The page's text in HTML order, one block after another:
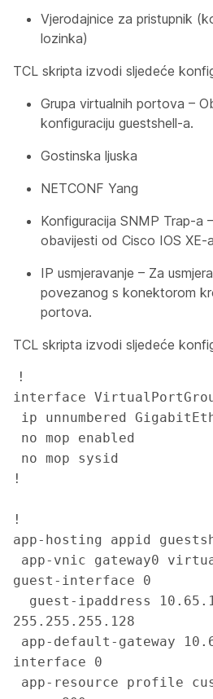
Vjerodajnice za pristupnik
lozinka)
TCL skripta izvodi sljedeće
Grupa virtualnih portova –
konfiguraciju guestshell-a.
Gostinska ljuska
NETCONF Yang
Konfiguracija SNMP Trap-a
obavijesti od Cisco IOS XE-
IP usmjeravanje – Za
povezanog s konektorom
portova.
TCL skripta izvodi sljedeće
!
interface
!
!
app-hosting appid
guest-interface 0
255.255.255.128
interface 0